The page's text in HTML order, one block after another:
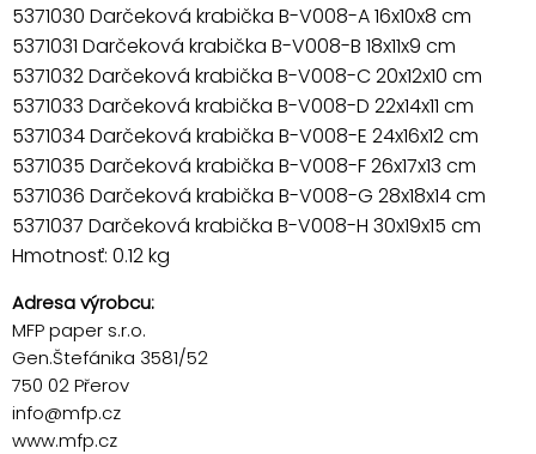
5371030 Darčeková krabička B-V008-A 16x10x8 cm
5371031 Darčeková krabička B-V008-B 18x11x9 cm
5371032 Darčeková krabička B-V008-C 20x12x10 cm
5371033 Darčeková krabička B-V008-D 22x14x11 cm
5371034 Darčeková krabička B-V008-E 24x16x12 cm
5371035 Darčeková krabička B-V008-F 26x17x13 cm
5371036 Darčeková krabička B-V008-G 28x18x14 cm
5371037 Darčeková krabička B-V008-H 30x19x15 cm
Hmotnosť: 0.12 kg
Adresa výrobcu:
MFP paper s.r.o.
Gen.Štefánika 3581/52
750 02 Přerov
info@mfp.cz
www.mfp.cz